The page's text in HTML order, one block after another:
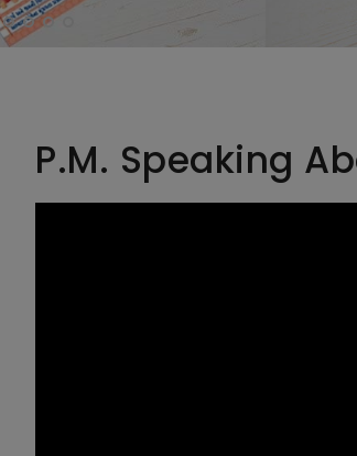
P.M. Speaking